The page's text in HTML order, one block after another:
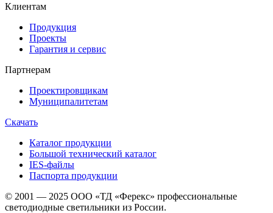
Клиентам
Продукция
Проекты
Гарантия и сервис
Партнерам
Проектировщикам
Муниципалитетам
Скачать
Каталог продукции
Большой технический каталог
IES-файлы
Паспорта продукции
© 2001 — 2025 ООО «ТД «Ферекс» профессиональные
светодиодные светильники из России.